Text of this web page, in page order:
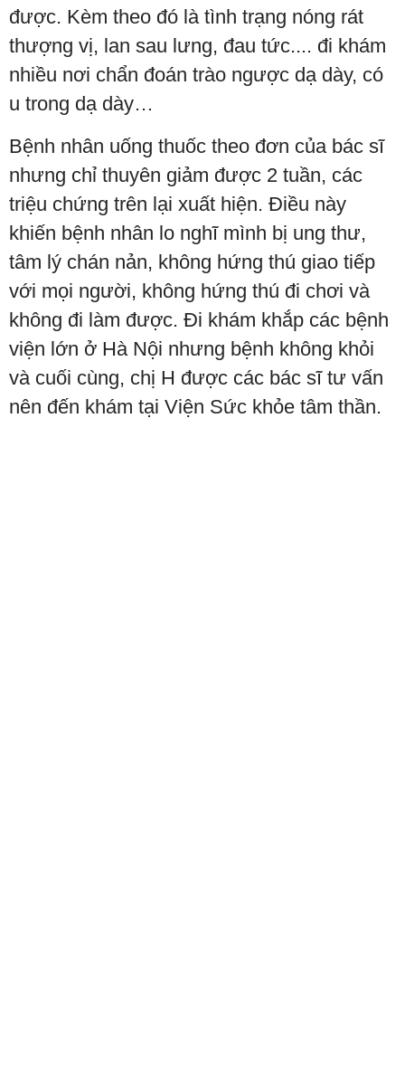
được. Kèm theo đó là tình trạng nóng rát
thượng vị, lan sau lưng, đau tức.... đi khám
nhiều nơi chẩn đoán trào ngược dạ dày, có
u trong dạ dày…
Bệnh nhân uống thuốc theo đơn của bác sĩ
nhưng chỉ thuyên giảm được 2 tuần, các
triệu chứng trên lại xuất hiện. Điều này
khiến bệnh nhân lo nghĩ mình bị ung thư,
tâm lý chán nản, không hứng thú giao tiếp
với mọi người, không hứng thú đi chơi và
không đi làm được. Đi khám khắp các bệnh
viện lớn ở Hà Nội nhưng bệnh không khỏi
và cuối cùng, chị H được các bác sĩ tư vấn
nên đến khám tại Viện Sức khỏe tâm thần.